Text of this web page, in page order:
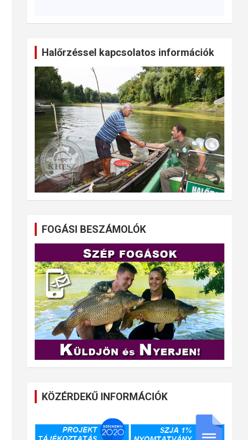
Halőrzéssel kapcsolatos információk
FOGÁSI BESZÁMOLÓK
KÖZÉRDEKŰ INFORMÁCIÓK